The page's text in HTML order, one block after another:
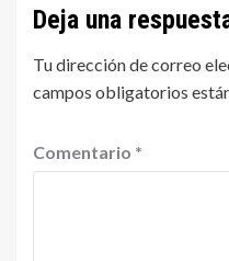
Deja una
Tu dirección de correo
campos obligatorios
Comentario *